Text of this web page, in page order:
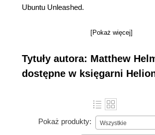
Ubuntu Unleashed.
[Pokaż więcej]
Tytuły autora: Matthew
dostępne w księgarni
Pokaż produkty: Wszystkie